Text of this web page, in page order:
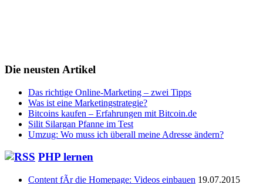
Die neusten Artikel
Das richtige Online-Marketing – zwei Tipps
Was ist eine Marketingstrategie?
Bitcoins kaufen – Erfahrungen mit Bitcoin.de
Silit Silargan Pfanne im Test
Umzug: Wo muss ich überall meine Adresse ändern?
PHP lernen
Content fÃr die Homepage: Videos einbauen 19.07.2015